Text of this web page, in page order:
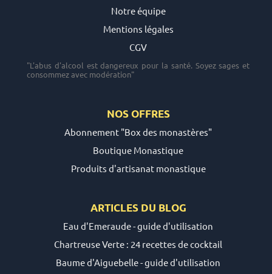
Notre équipe
Mentions légales
CGV
"L'abus d'alcool est dangereux pour la santé. Soyez sages et
consommez avec modération"
NOS OFFRES
Abonnement "Box des monastères"
Boutique Monastique
Produits d'artisanat monastique
ARTICLES DU BLOG
Eau d'Emeraude - guide d'utilisation
Chartreuse Verte : 24 recettes de cocktail
Baume d'Aiguebelle - guide d'utilisation